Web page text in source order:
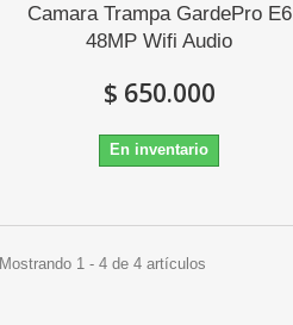
Camara Trampa GardePro E6
48MP Wifi Audio
$ 650.000
En inventario
Mostrando 1 - 4 de 4 artículos